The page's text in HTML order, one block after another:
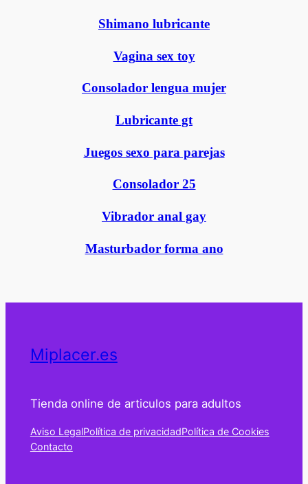
Shimano lubricante
Vagina sex toy
Consolador lengua mujer
Lubricante gt
Juegos sexo para parejas
Consolador 25
Vibrador anal gay
Masturbador forma ano
Miplacer.es
Tienda online de articulos para adultos
Aviso LegalPolítica de privacidadPolítica de Cookies
Contacto